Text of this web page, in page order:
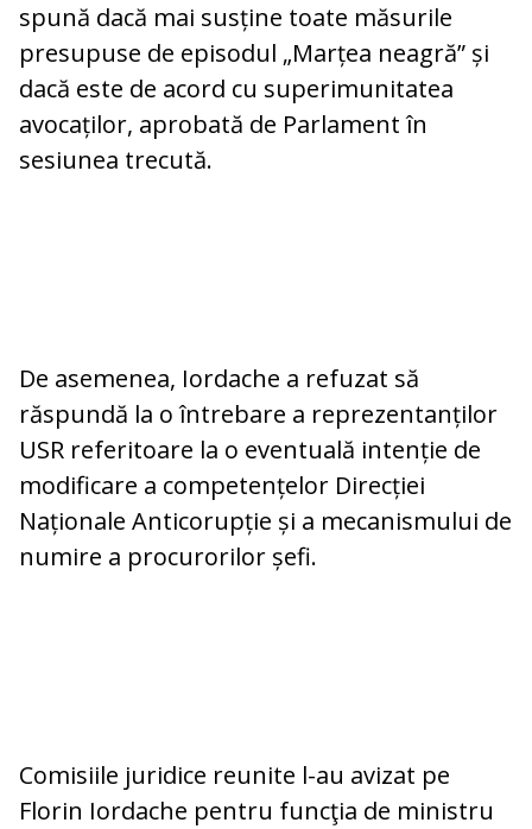
spună dacă mai susține toate măsurile
presupuse de episodul „Marțea neagră” și
dacă este de acord cu superimunitatea
avocaților, aprobată de Parlament în
sesiunea trecută.
De asemenea, Iordache a refuzat să
răspundă la o întrebare a reprezentanților
USR referitoare la o eventuală intenție de
modificare a competențelor Direcției
Naționale Anticorupție și a mecanismului de
numire a procurorilor șefi.
Comisiile juridice reunite l-au avizat pe
Florin Iordache pentru funcţia de ministru